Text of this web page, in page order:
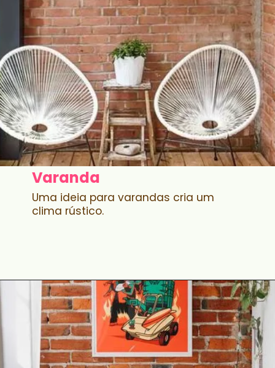
Varanda
Uma ideia para varandas cria um
clima rústico.